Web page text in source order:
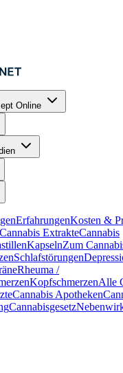
Online
ErfahrungenKosten &
Cannabis ExtrakteCannabis
KapselnZum
Schlafstörungen
Rheuma /
KopfschmerzenAlle
Cannabis Apotheken
Cannabisgesetz